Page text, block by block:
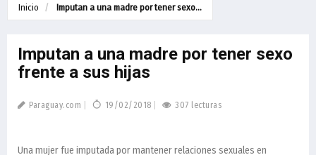
Inicio Imputan a una madre por tener sexo...
Imputan a una madre por tener sexo
frente a sus hijas
Paraguay.com 19/02/2018 307 lecturas
Una mujer fue imputada por mantener relaciones sexuales en